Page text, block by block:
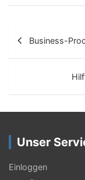
t
r
a
g
s
Business-
Unser
Einloggen